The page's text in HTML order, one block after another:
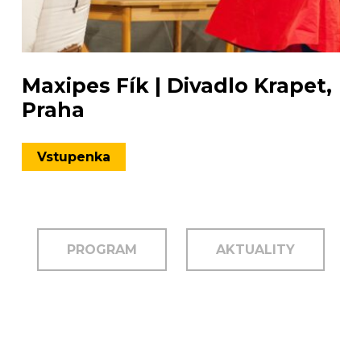
Maxipes Fík | Divadlo Krapet,
Praha
Vstupenka
PROGRAM AKTUALITY